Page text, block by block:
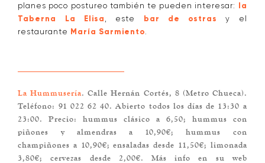
planes poco postureo también te pueden interesar:
la
Taberna La Elisa
, este bar de ostras
y el
restaurante María Sarmiento
La Hummusería. Calle Hernán Cortés, 8 (Metro Chueca).
Teléfono: 91 022 62 40. Abierto todos los días de 13:30 a
23:00. Precio: hummus clásico a 6,50; hummus con
piñones y almendras a 10,90€; hummus con
champiñones a 10,90€; ensaladas desde 11,50€; limonada
3,80€; cervezas desde 2,00€. Más info en su web